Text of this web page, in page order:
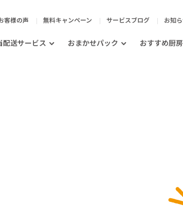
客様の声 無料キャンペーン サービスブログ お知
配送サービス おまかせパック おすすめ厨